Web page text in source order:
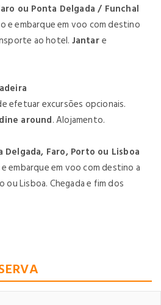
ou Ponta Delgada / Funchal
e embarque em voo com destino
ao hotel. Jantare
efetuar excursões opcionais.
around. Alojamento.
Delgada, Faro, Porto ou Lisboa
embarque em voo com destino a
ou Lisboa. Chegada e fim dos